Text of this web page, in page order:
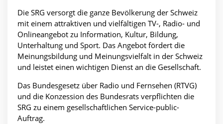
Die SRG versorgt die ganze Bevölkerung der Schweiz
mit einem attraktiven und vielfältigen TV-, Radio- und
Onlineangebot zu Information, Kultur, Bildung,
Unterhaltung und Sport. Das Angebot fördert die
Meinungsbildung und Meinungsvielfalt in der Schweiz
und leistet einen wichtigen Dienst an die Gesellschaft.
Das Bundesgesetz über Radio und Fernsehen (RTVG)
und die Konzession des Bundesrats verpflichten die
SRG zu einem gesellschaftlichen Service-public-
Auftrag.